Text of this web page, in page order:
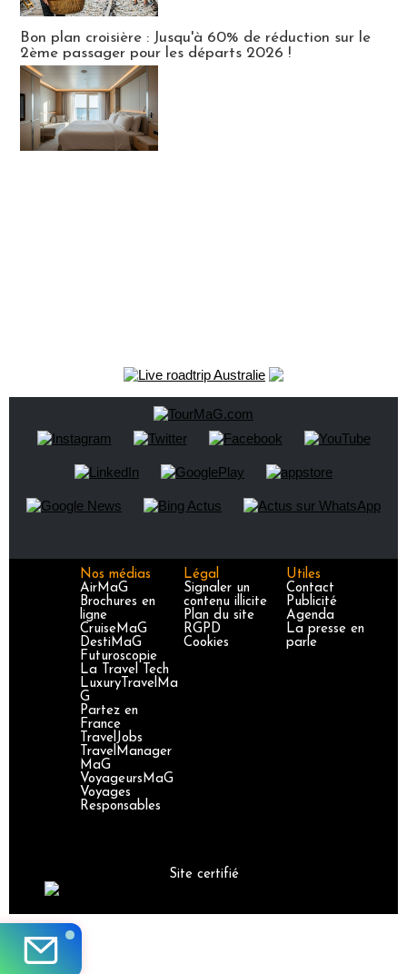
Bon plan croisière : Jusqu'à 60% de réduction sur le
2ème passager pour les départs 2026 !
Nos médias
AirMaG
Brochures en
ligne
CruiseMaG
DestiMaG
Futuroscopie
La Travel Tech
LuxuryTravelMa
G
Partez en
France
TravelJobs
TravelManager
MaG
VoyageursMaG
Voyages
Responsables
Légal
Signaler un
contenu illicite
Plan du site
RGPD
Cookies
Utiles
Contact
Publicité
Agenda
La presse en
parle
Site certifié